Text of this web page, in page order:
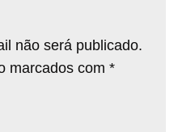
não será publicado.
marcados com *